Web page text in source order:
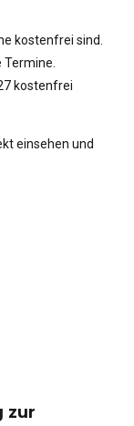
kostenfrei sind.
kostenfrei
einsehen und
zur